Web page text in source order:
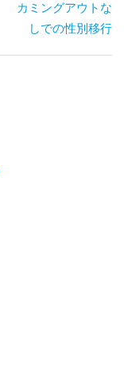
カミングアウトな
しでの性別移行